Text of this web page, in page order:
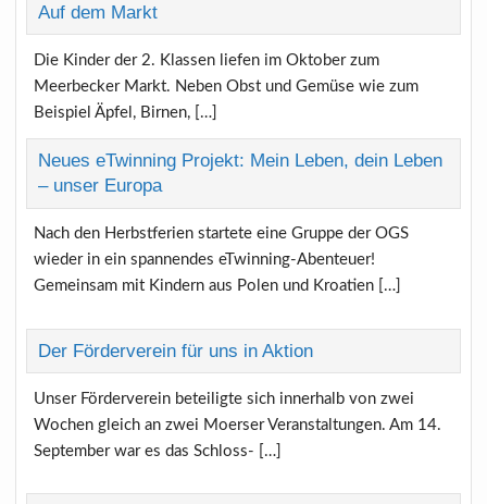
Auf dem Markt
Die Kinder der 2. Klassen liefen im Oktober zum
Meerbecker Markt. Neben Obst und Gemüse wie zum
Beispiel Äpfel, Birnen, […]
Neues eTwinning Projekt: Mein Leben, dein Leben
– unser Europa
Nach den Herbstferien startete eine Gruppe der OGS
wieder in ein spannendes eTwinning-Abenteuer!
Gemeinsam mit Kindern aus Polen und Kroatien […]
Der Förderverein für uns in Aktion
Unser Förderverein beteiligte sich innerhalb von zwei
Wochen gleich an zwei Moerser Veranstaltungen. Am 14.
September war es das Schloss- […]